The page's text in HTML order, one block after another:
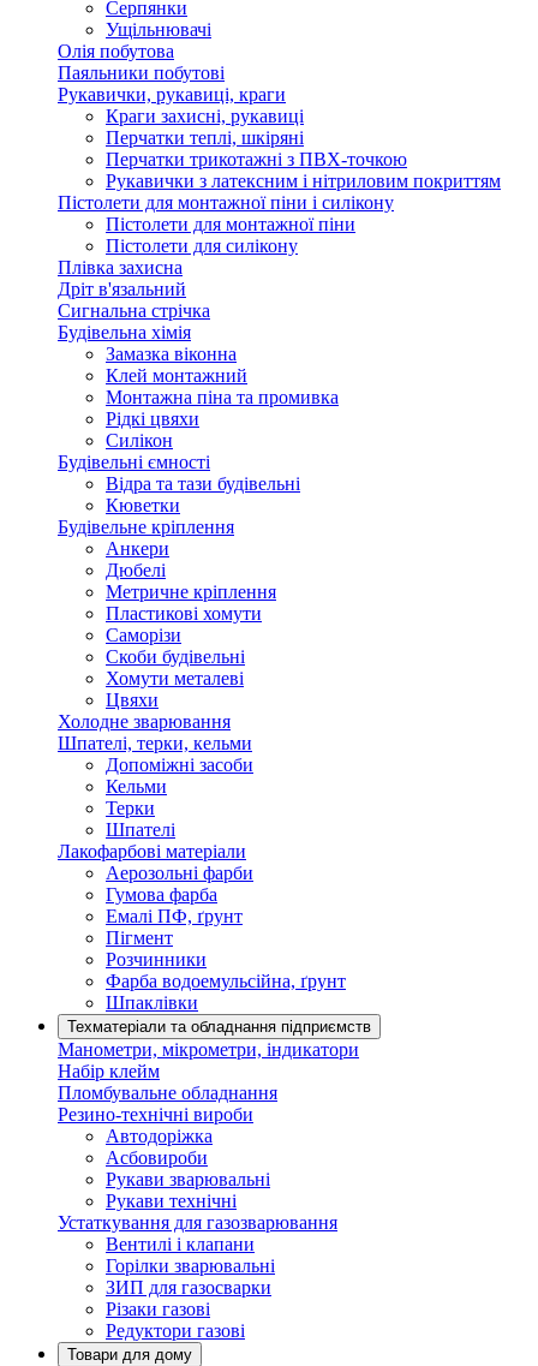
Серпянки
Ущільнювачі
Олія побутова
Паяльники побутові
Рукавички, рукавиці, краги
Краги захисні, рукавиці
Перчатки теплі, шкіряні
Перчатки трикотажні з ПВХ-точкою
Рукавички з латексним і нітриловим покриттям
Пістолети для монтажної піни і силікону
Пістолети для монтажної піни
Пістолети для силікону
Плівка захисна
Дріт в'язальний
Сигнальна стрічка
Будівельна хімія
Замазка віконна
Клей монтажний
Монтажна піна та промивка
Рідкі цвяхи
Силікон
Будівельні ємності
Відра та тази будівельні
Кюветки
Будівельне кріплення
Анкери
Дюбелі
Метричне кріплення
Пластикові хомути
Саморізи
Скоби будівельні
Хомути металеві
Цвяхи
Холодне зварювання
Шпателі, терки, кельми
Допоміжні засоби
Кельми
Терки
Шпателі
Лакофарбові матеріали
Аерозольні фарби
Гумова фарба
Емалі ПФ, ґрунт
Пігмент
Розчинники
Фарба водоемульсійна, ґрунт
Шпаклівки
Техматеріали та обладнання підприємств
Манометри, мікрометри, індикатори
Набір клейм
Пломбувальне обладнання
Резино-технічні вироби
Автодоріжка
Асбовироби
Рукави зварювальні
Рукави технічні
Устаткування для газозварювання
Вентилі і клапани
Горілки зварювальні
ЗИП для газосварки
Різаки газові
Редуктори газові
Товари для дому